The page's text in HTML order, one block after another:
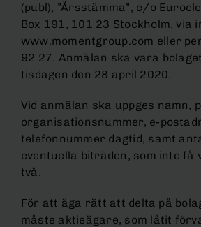
(publ), ”Årsstämma”, c/o
Box 191, 101 23 Stockholm, via
www.momentgroup.com eller
92 27. Anmälan ska vara
tisdagen den 28 april 2020.
Vid anmälan ska uppges namn,
organisationsnummer, e-
telefonnummer dagtid, samt
eventuella biträden, som inte få
två.
För att äga rätt att delta på
måste aktieägare, som låtit